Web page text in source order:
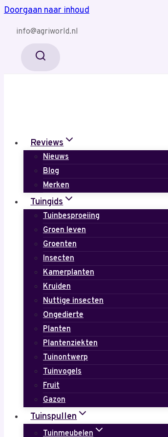
Doorgaan naar inhoud
info@agriworld.nl
Reviews
Nieuws
Blog
Merken
Tuingids
Tuinbesproeiing
Groen leven
Groenten
Insecten
Kamerplanten
Kruiden
Nuttige insecten
Ongedierte
Planten
Plantenziekten
Tuinontwerp
Tuinvogels
Fruit
Gazon
Tuinspullen
Tuinmeubelen